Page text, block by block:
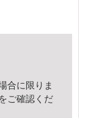
合に限りま
をご確認くだ